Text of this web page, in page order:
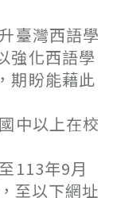
臺灣西語學
強化西語學
期盼能藉此
中以上在校
113年9月
至以下網址